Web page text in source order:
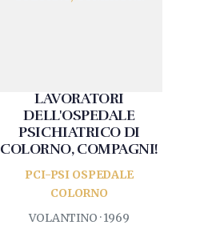
LAVORATORI
DELL'OSPEDALE
PSICHIATRICO DI
COLORNO, COMPAGNI!
PCI-PSI OSPEDALE
COLORNO
VOLANTINO · 1969